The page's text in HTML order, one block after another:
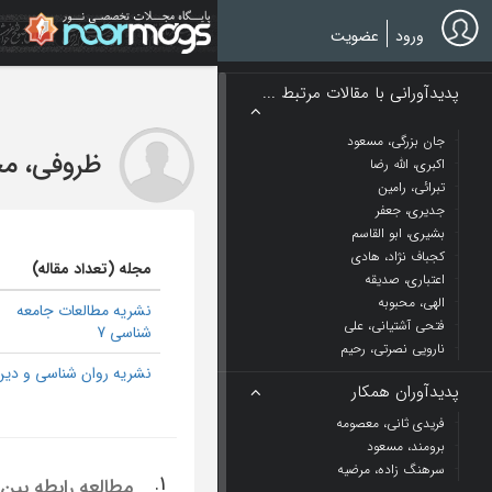
Skip
to
main
ورود عضویت
پدیدآورانی با مقالات مرتبط ...
جان بزرگی، مسعود
اکبری، الله رضا
تبرائی، رامین
جدیری، جعفر
بشیری، ابو القاسم
کجباف نژاد، هادی
اعتباری، صدیقه
الهی، محبوبه
فتحی آشتیانی، علی
نارویی نصرتی، رحیم
پدیدآوران همکار
فریدی ثانی، معصومه
برومند، مسعود
سرهنگ زاده، مرضیه
ظروفی،
مجله (تعداد مقاله)
نشریه مطالعات جامعه
شناسی 7
نشریه روان شناسی و
1.